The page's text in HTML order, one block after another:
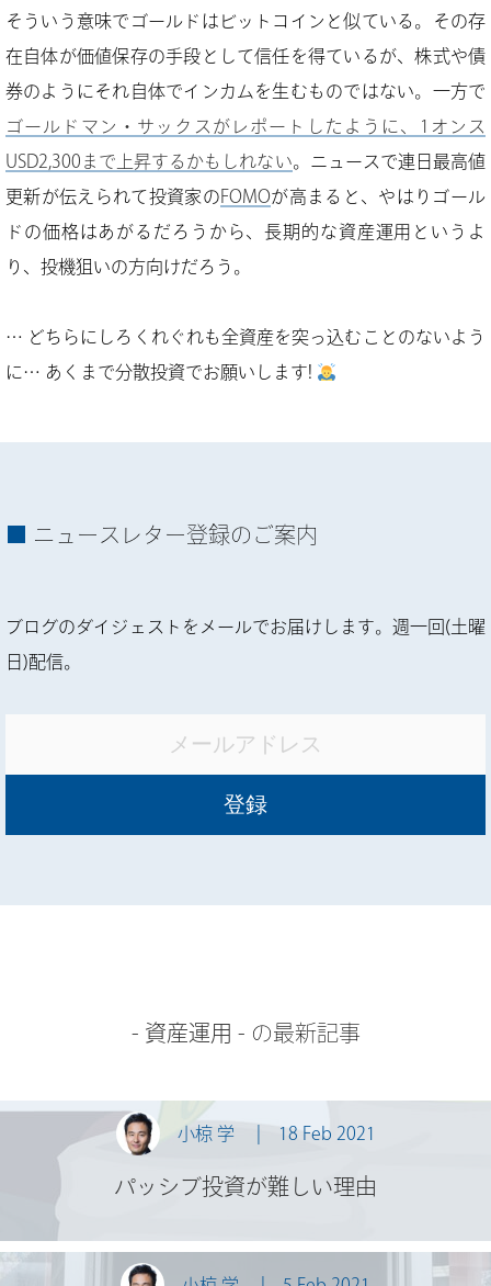
そういう意味でゴールドはビットコインと似ている。その存
在自体が価値保存の手段として信任を得ているが、株式や債
券のようにそれ自体でインカムを生むものではない。一方で
ゴールドマン・サックスがレポートしたように、1オンス
USD2,300まで上昇するかもしれない。ニュースで連日最高値
更新が伝えられて投資家のFOMOが高まると、やはりゴール
ドの価格はあがるだろうから、長期的な資産運用というよ
り、投機狙いの方向けだろう。
… どちらにしろくれぐれも全資産を突っ込むことのないよう
に… あくまで分散投資でお願いします!
ニュースレター登録のご案内
ブログのダイジェストをメールでお届けします。週一回(土曜
日)配信。
- 資産運用 - の最新記事
小椋 学 18 Feb 2021
パッシブ投資が難しい理由